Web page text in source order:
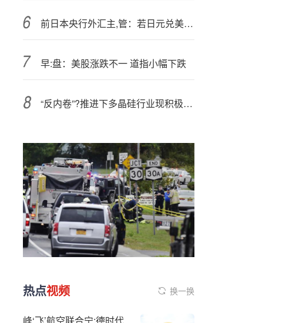
前日本央行外汇主,管：若日元兑美元跌至160或触发干预
早:盘：美股涨跌不一 道指小幅下跌
“反内卷”?推进下多晶硅行业现积极信号
热点视频 换一换